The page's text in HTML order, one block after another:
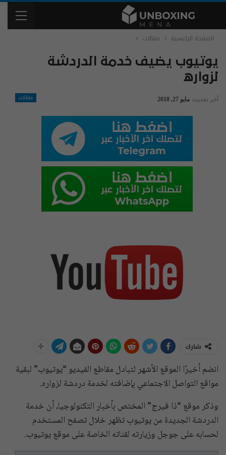
الصفحة الرئيسية مقالات
يوتيوب يضيف خدمة الدردشة
لزواره
مقالات آخر تحديث مايو 27, 2018
شارك
انضم أخيرًا الموقع الأشهر لتبادل مقاطع الفيديو “يوتيوب” لبقية
مواقع التواصل الاجتماعي بإضافته لخدمة دردشة لزواره.
وذكر موقع “ذا فيرج” المختص بأخبار التكنولوجيا، أن خدمة
الدردشة الجديدة من يوتيوب تظهر خلال تصفح المستخدم
لحسابه على جوجل وزيارته لقناته الخاصة على موقع يوتيوب.